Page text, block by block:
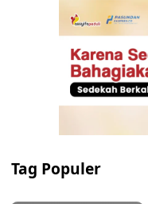
Tag Populer